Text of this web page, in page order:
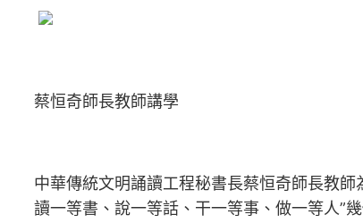
蔡恒奇師長教師講學
中華傳統文明誦讀工程秘書長蔡恒奇師長教
讀一等書、說一等話、干一等事、做一等人”